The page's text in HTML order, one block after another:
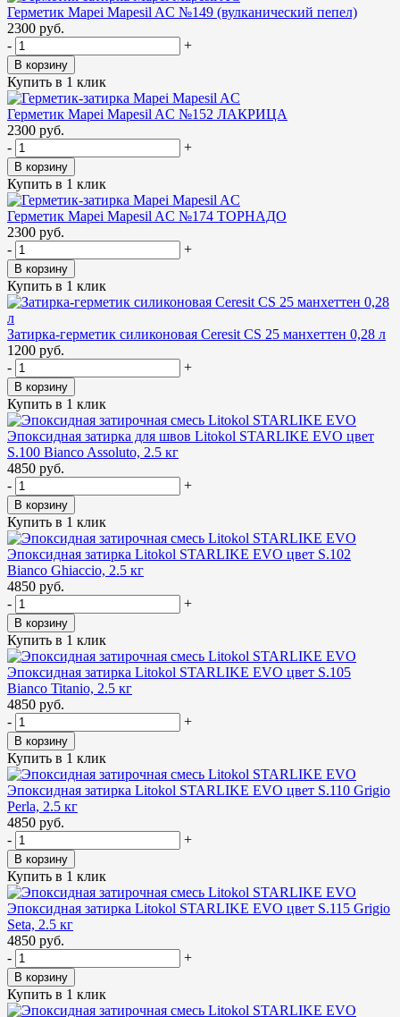
Герметик Mapei Mapesil AC №149 (вулканический пепел)
2300 руб.
-
+
В корзину
Купить в 1 клик
Герметик Mapei Mapesil AC №152 ЛАКРИЦА
2300 руб.
-
+
В корзину
Купить в 1 клик
Герметик Mapei Mapesil AC №174 ТОРНАДО
2300 руб.
-
+
В корзину
Купить в 1 клик
Затирка-герметик силиконовая Ceresit CS 25 манхеттен 0,28 л
1200 руб.
-
+
В корзину
Купить в 1 клик
Эпоксидная затирка для швов Litokol STARLIKE EVO цвет
S.100 Bianco Assoluto, 2.5 кг
4850 руб.
-
+
В корзину
Купить в 1 клик
Эпоксидная затирка Litokol STARLIKE EVO цвет S.102
Bianco Ghiaccio, 2.5 кг
4850 руб.
-
+
В корзину
Купить в 1 клик
Эпоксидная затирка Litokol STARLIKE EVO цвет S.105
Bianco Titanio, 2.5 кг
4850 руб.
-
+
В корзину
Купить в 1 клик
Эпоксидная затирка Litokol STARLIKE EVO цвет S.110 Grigio
Perla, 2.5 кг
4850 руб.
-
+
В корзину
Купить в 1 клик
Эпоксидная затирка Litokol STARLIKE EVO цвет S.115 Grigio
Seta, 2.5 кг
4850 руб.
-
+
В корзину
Купить в 1 клик